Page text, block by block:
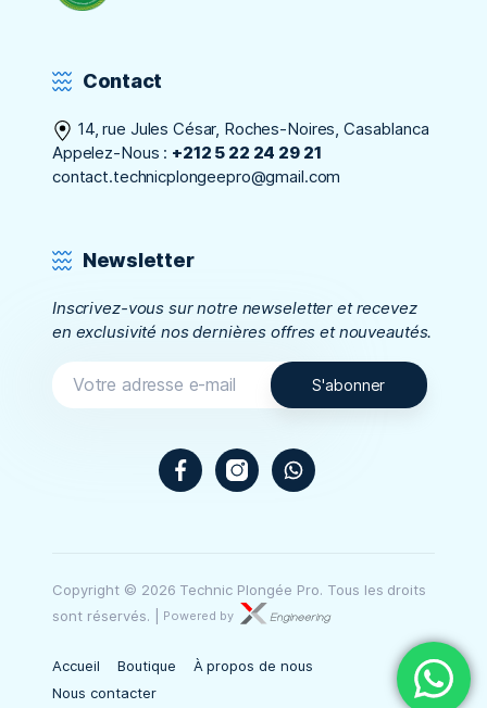
Contact
14, rue Jules César, Roches-Noires, Casablanca
Appelez-Nous : +212 5 22 24 29 21
contact.technicplongeepro@gmail.com
Newsletter
Inscrivez-vous sur notre newseletter et recevez
en exclusivité nos dernières offres et nouveautés.
Copyright © 2026 Technic Plongée Pro. Tous les droits
sont réservés.
Powered by
Accueil Boutique
À propos de nous
Nous contacter